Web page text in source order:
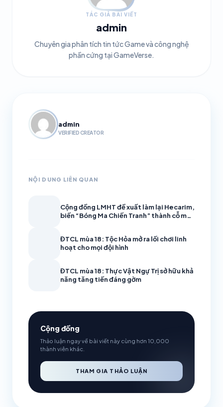
TÁC GIẢ BÀI VIẾT
admin
Chuyên gia phân tích tin tức Game và công nghệ
phần cứng tại GameVerse.
admin
VERIFIED CREATOR
NỘI DUNG LIÊN QUAN
Cộng đồng LMHT đề xuất làm lại Hecarim,
biến “Bóng Ma Chiến Tranh” thành cỗ máy
ĐTCL mùa 18: Tộc Hỏa mở ra lối chơi linh
hoạt cho mọi đội hình
ĐTCL mùa 18: Thực Vật Ngự Trị sở hữu khả
năng tăng tiến đáng gờm
Cộng đồng
Thảo luận ngay về bài viết này cùng hơn 10,000
thành viên khác.
THAM GIA THẢO LUẬN